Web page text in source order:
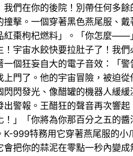
們在你的後院！別帶任何多
擊。一個穿著黑色燕尾服、
紅棗枸杞燃料」。「你怎麼
宇宙水餃快要拉肚子了！我
個狂妄自大的電子音效：「
門了。他的宇宙冒險，被迫
閃發光、像醋罐的機器人緩
警報。王醋狂的聲音再次響
」「你將為你那百分之五的
999特務用它穿著燕尾服的
把你的蒜泥在零點一秒內變